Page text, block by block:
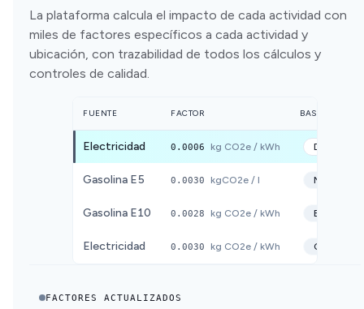
La plataforma calcula el impacto de cada actividad con
miles de factores específicos a cada actividad y
ubicación, con trazabilidad de todos los cálculos y
controles de calidad.
FUENTE FACTOR BASE DE
Electricidad 0.0006 kg CO2e / kWh DEFRA
Gasolina E5 0.0030 kgCO2e / l MITECO
Gasolina E10 0.0028 kg CO2e / kWh
Electricidad 0.0030 kg CO2e / kWh CNMC
FACTORES ACTUALIZADOS